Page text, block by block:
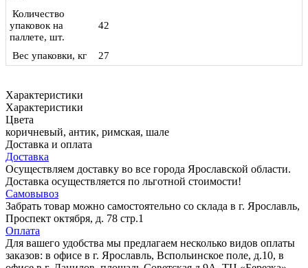
Количество
упаковок на
паллете, шт.
42
Вес упаковки, кг 27
Характеристики
Характеристики
Цвета
коричневый, антик, римская, шале
Доставка и оплата
Доставка
Осуществляем доставку во все города Ярославской области.
Доставка осуществляется по льготной стоимости!
Самовывоз
Забрать товар можно самостоятельно со склада в г. Ярославль,
Проспект октября, д. 78 стр.1
Оплата
Для вашего удобства мы предлагаем несколько видов оплаты
заказов: в офисе в г. Ярославль, Вспольинское поле, д.10, в